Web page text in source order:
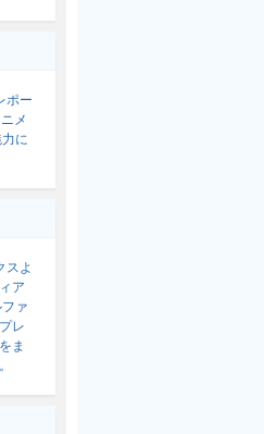
ポー
メ
に
スよ
ア
ァ
レ
ま